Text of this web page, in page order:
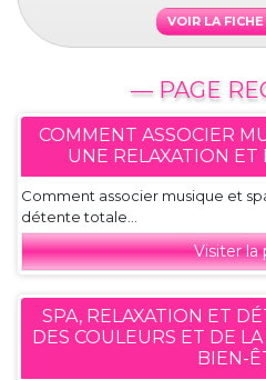
VOIR LA
— PAGE
COMMENT ASSOCIER
UNE RELAXATION
Comment associer musique et
détente totale...
Visiter la
SPA, RELAXATION ET
DES COULEURS ET DE
BIEN-